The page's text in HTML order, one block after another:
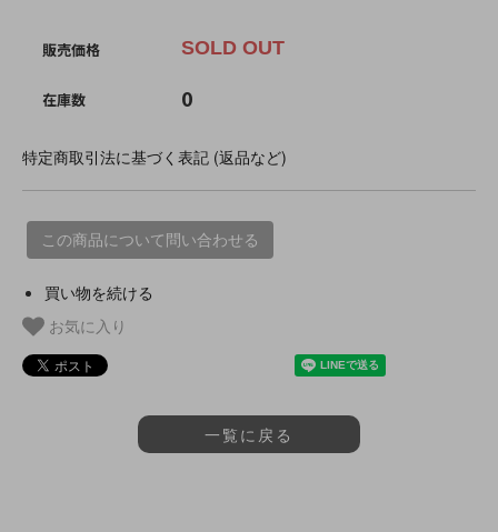
販売価格 SOLD OUT
在庫数 0
特定商取引法に基づく表記 (返品など)
この商品について問い合わせる
買い物を続ける
お気に入り
一覧に戻る